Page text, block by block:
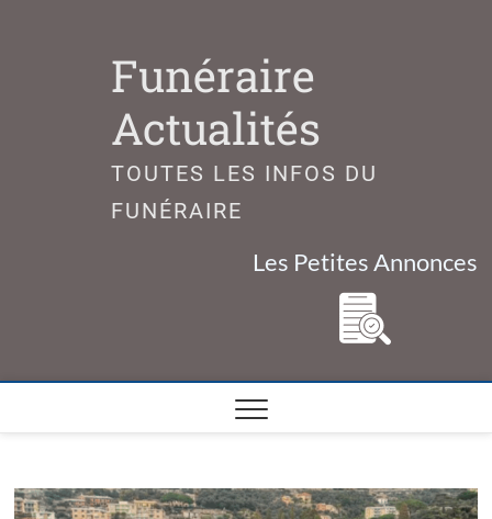
Funéraire
Actualités
TOUTES LES INFOS DU
FUNÉRAIRE
Les Petites Annonces